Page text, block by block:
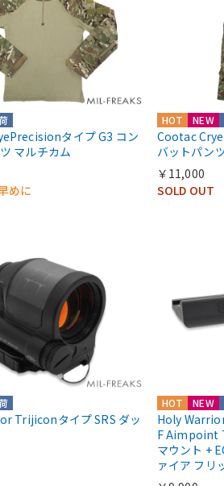
タイプ G3 コン
マルチカム
めに
HOT NEW
Cootac
バットパン
￥11,000
SOLD OUT
Trijiconタイプ SRS ダッ
HOT NEW
Holy
F Aimpoint
マウント +
ァイア フリ